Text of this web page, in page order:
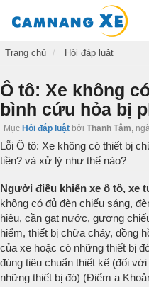
Trang chủ Hỏi đáp luật
Ô tô: Xe không
bình cứu hỏa bị
Mục Hỏi đáp luật bởi Thanh Tâm,
Lỗi Ô tô: Xe không có thiết bị
tiền? và xử lý như thế nào?
Người điều khiển xe ô tô, xe
không có đủ đèn chiếu sáng,
hiệu, cần gạt nước, gương
hiểm, thiết bị chữa cháy, đồng
của xe hoặc có những thiết bị
đúng tiêu chuẩn thiết kế (đối
những thiết bị đó) (Điểm a